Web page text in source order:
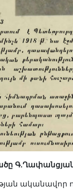
ականավոր